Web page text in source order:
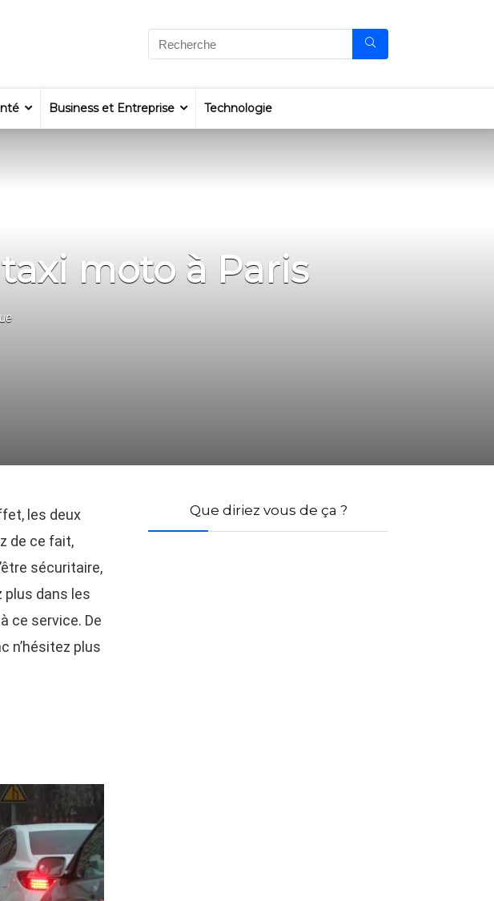
Business et Entreprise Technologie
moto à Paris
les deux
de ce fait,
sécuritaire,
plus dans les
ce service. De
n’hésitez plus
Que diriez vous de ça ?